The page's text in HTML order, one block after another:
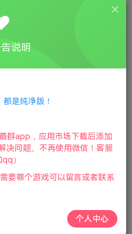
Final Stand
鲜花 36
登录购买
支付成功后请刷新网页
说明
是纯净版！
群app，应用市场下载后添加
决问题。不再使用微信！客服
）
要哪个游戏可以留言或者联系
个人中心